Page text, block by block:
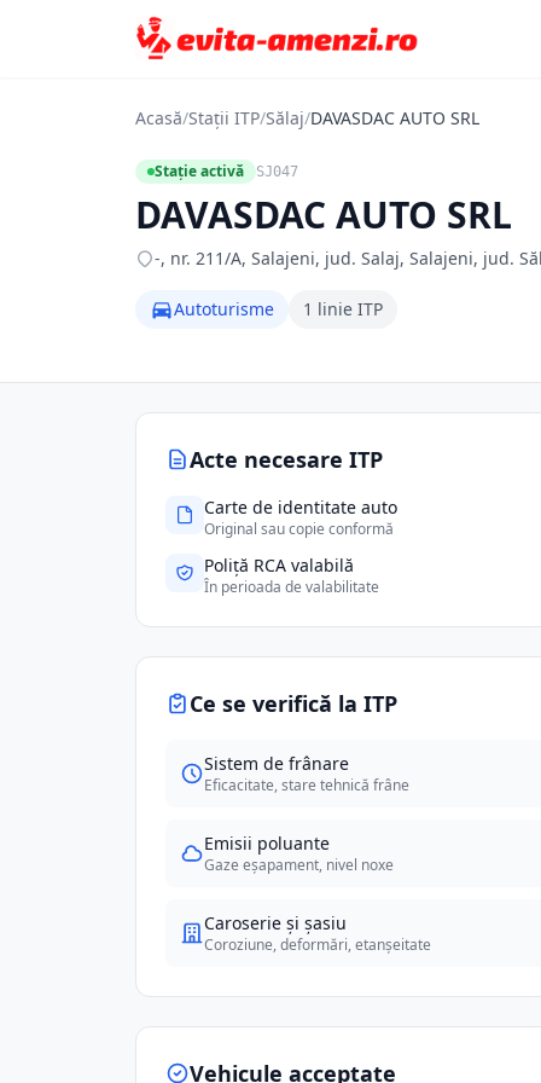
Acasă/Stații ITP/Sălaj/DAVASDAC AUTO SRL
Stație activă SJ047
DAVASDAC AUTO SRL
-, nr. 211/A, Salajeni, jud. Salaj, Salajeni, jud.
Autoturisme 1 linie ITP
Acte necesare ITP
Carte de identitate auto
Original sau copie conformă
Poliță RCA valabilă
În perioada de valabilitate
Ce se verifică la ITP
Sistem de frânare
Eficacitate, stare tehnică frâne
Emisii poluante
Gaze eșapament, nivel noxe
Caroserie și șasiu
Coroziune, deformări, etanșeitate
Vehicule acceptate